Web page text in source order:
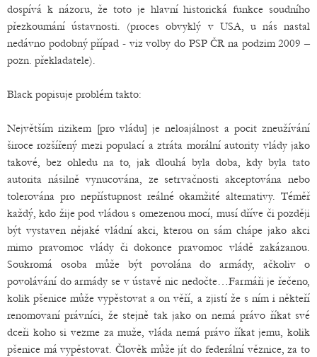
dospívá k názoru, že toto je hlavní historická funkce soudního
přezkoumání ústavnosti. (proces obvyklý v USA, u nás nastal
nedávno podobný případ - viz volby do PSP ČR na podzim 2009 –
pozn. překladatele).
Black popisuje problém takto:
Největším rizikem [pro vládu] je neloajálnost a pocit zneužívání
široce rozšířený mezi populací a ztráta morální autority vlády jako
takové, bez ohledu na to, jak dlouhá byla doba, kdy byla tato
autorita násilně vynucována, ze setrvačnosti akceptována nebo
tolerována pro nepřístupnost reálné okamžité alternativy. Téměř
každý, kdo žije pod vládou s omezenou mocí, musí dříve či později
být vystaven nějaké vládní akci, kterou on sám chápe jako akci
mimo pravomoc vlády či dokonce pravomoc vládě zakázanou.
Soukromá osoba může být povolána do armády, ačkoliv o
povolávání do armády se v ústavě nic nedočte…Farmáři je řečeno,
kolik pšenice může vypěstovat a on věří, a zjistí že s ním i někteří
renomovaní právníci, že stejně tak jako on nemá právo říkat své
dceři koho si vezme za muže, vláda nemá právo říkat jemu, kolik
pšenice má vypěstovat. Člověk může jít do federální věznice, za to